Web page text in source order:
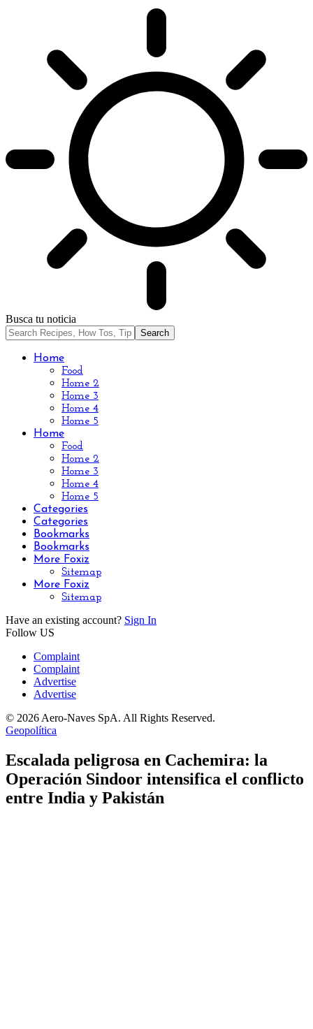
Busca tu noticia
Home
Food
Home 2
Home 3
Home 4
Home 5
Home
Food
Home 2
Home 3
Home 4
Home 5
Categories
Categories
Bookmarks
Bookmarks
More Foxiz
Sitemap
More Foxiz
Sitemap
Have an existing account? Sign In
Follow US
Complaint
Complaint
Advertise
Advertise
© 2026 Aero-Naves SpA. All Rights Reserved.
Geopolítica
Escalada peligrosa en Cachemira: la
Operación Sindoor intensifica el conflicto
entre India y Pakistán